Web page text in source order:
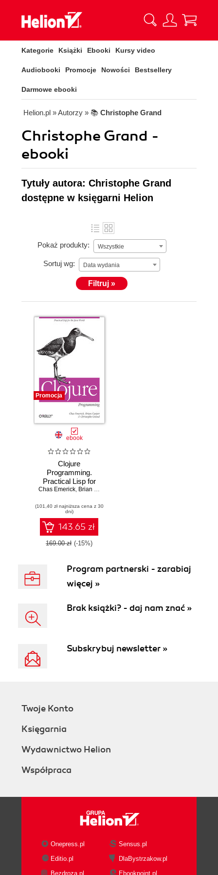
Kategorie Książki Ebooki Kursy video
Audiobooki Promocje Nowości Bestsellery
Darmowe ebooki
Helion.pl » Autorzy » 📚 Christophe Grand
Christophe Grand -
ebooki
Tytuły autora: Christophe Grand
dostępne w księgarni Helion
Pokaż produkty: Wszystkie
Sortuj wg: Data wydania
Filtruj »
Promocja
ebook
Clojure
Programming.
Practical Lisp for
the Java World
Chas Emerick, Brian Carper
(101,40 zł najniższa cena z 30
dni)
143.65 zł
169.00 zł (-15%)
Program partnerski - zarabiaj
więcej »
Brak książki? - daj nam znać »
Subskrybuj newsletter »
Twoje Konto
Księgarnia
Wydawnictwo Helion
Współpraca
Onepress.pl
Sensus.pl
Editio.pl
DlaBystrzakow.pl
Bezdroza.pl
Ebookpoint.pl